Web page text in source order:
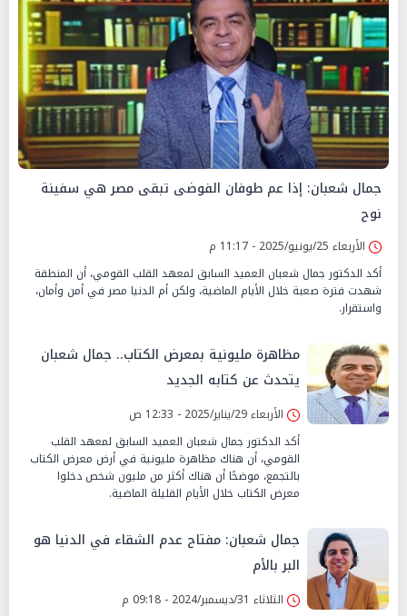
جمال شعبان: إذا عم طوفان الفوضى تبقى مصر هي سفينة
نوح
الأربعاء 25/يونيو/2025 - 11:17 م
أكد الدكتور جمال شعبان العميد السابق لمعهد القلب القومي، أن المنطقة
شهدت فترة صعبة خلال الأيام الماضية، ولكن أم الدنيا مصر في أمن وأمان،
واستقرار.
مظاهرة مليونية بمعرض الكتاب.. جمال شعبان
يتحدث عن كتابه الجديد
الأربعاء 29/يناير/2025 - 12:33 ص
أكد الدكتور جمال شعبان العميد السابق لمعهد القلب
القومي، أن هناك مظاهرة مليونية في أرض معرض الكتاب
بالتجمع، موضحًا أن هناك أكثر من مليون شخص دخلوا
معرض الكتاب خلال الأيام القليلة الماضية.
جمال شعبان: مفتاح عدم الشقاء في الدنيا هو
البر بالأم
الثلاثاء 31/ديسمبر/2024 - 09:18 م